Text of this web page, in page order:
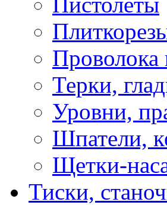
Проволока
Терки,
Уровни,
Шпатели,
Щетки-
Тиски,